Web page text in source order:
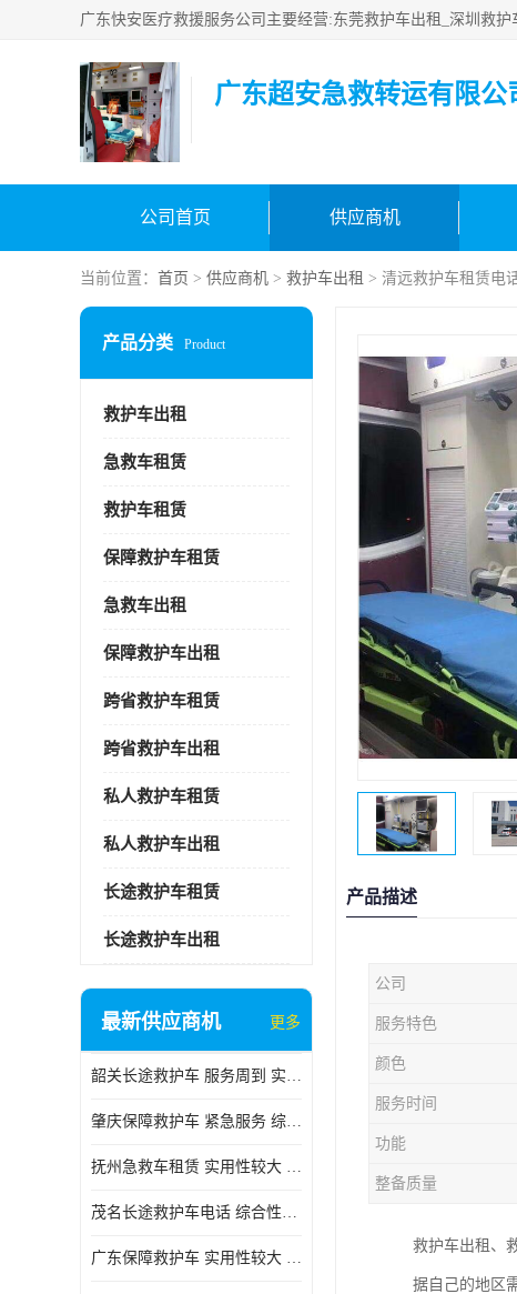
广东超安急救转运有限公
公司首页 供应商机
当前位置： 首页 > 供应商机 > 救护车出租 > 清远救护车租赁电
产品分类 Product
救护车出租
急救车租赁
救护车租赁
保障救护车租赁
急救车出租
保障救护车出租
跨省救护车租赁
跨省救护车出租
私人救护车租赁
私人救护车出租
长途救护车租赁
长途救护车出租
最新供应商机 更多
韶关长途救护车 服务周到 实用性较大
肇庆保障救护车 紧急服务 综合性转送
抚州急救车租赁 实用性较大 用心服务
茂名长途救护车电话 综合性转送 快捷安全
广东保障救护车 实用性较大 车型丰富
产品描述
公司
服务特色
颜色
服务时间
功能
整备质量
救护车出租、
据自己的地区